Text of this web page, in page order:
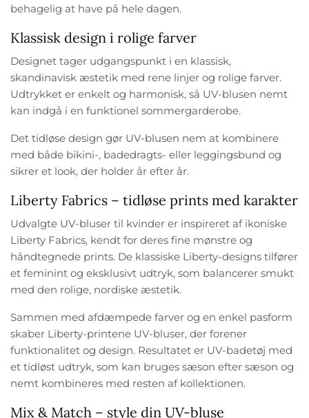
behagelig at have på hele dagen.
Klassisk design i rolige farver
Designet tager udgangspunkt i en klassisk,
skandinavisk æstetik med rene linjer og rolige farver.
Udtrykket er enkelt og harmonisk, så UV-blusen nemt
kan indgå i en funktionel sommergarderobe.
Det tidløse design gør UV-blusen nem at kombinere
med både bikini-, badedragts- eller leggingsbund og
sikrer et look, der holder år efter år.
Liberty Fabrics – tidløse prints med karakter
Udvalgte UV-bluser til kvinder er inspireret af ikoniske
Liberty Fabrics, kendt for deres fine mønstre og
håndtegnede prints. De klassiske Liberty-designs tilfører
et feminint og eksklusivt udtryk, som balancerer smukt
med den rolige, nordiske æstetik.
Sammen med afdæmpede farver og en enkel pasform
skaber Liberty-printene UV-bluser, der forener
funktionalitet og design. Resultatet er UV-badetøj med
et tidløst udtryk, som kan bruges sæson efter sæson og
nemt kombineres med resten af kollektionen.
Mix & Match – style din UV-bluse